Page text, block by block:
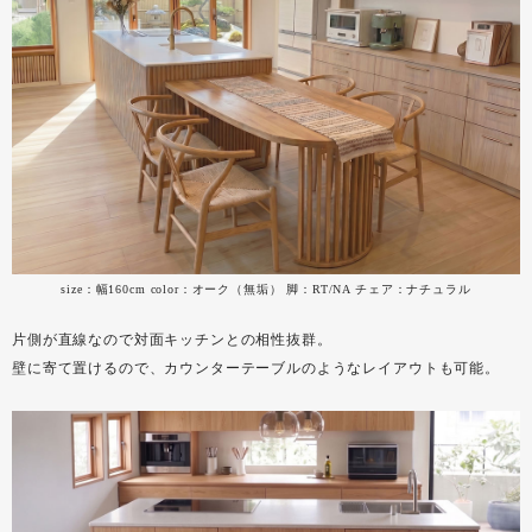
size：幅160cm color：オーク（無垢） 脚：RT/NA チェア：ナチュラル
片側が直線なので対面キッチンとの相性抜群。
壁に寄て置けるので、カウンターテーブルのようなレイアウトも可能。